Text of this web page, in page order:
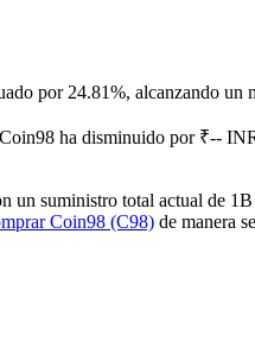
por 24.81%, alcanzando
ha disminuido por ₹--
suministro total actual de
Coin98 (C98) de manera